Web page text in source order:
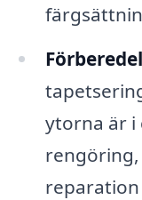
ytorna är i
rengöring,
reparation